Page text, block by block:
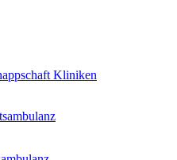
Kliniken